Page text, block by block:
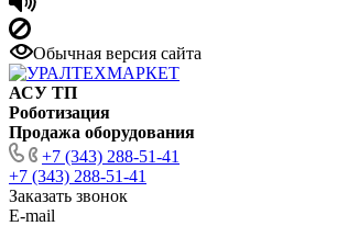
Обычная версия сайта
АСУ ТП
Роботизация
Продажа оборудования
+7 (343) 288-51-41
+7 (343) 288-51-41
Заказать звонок
E-mail